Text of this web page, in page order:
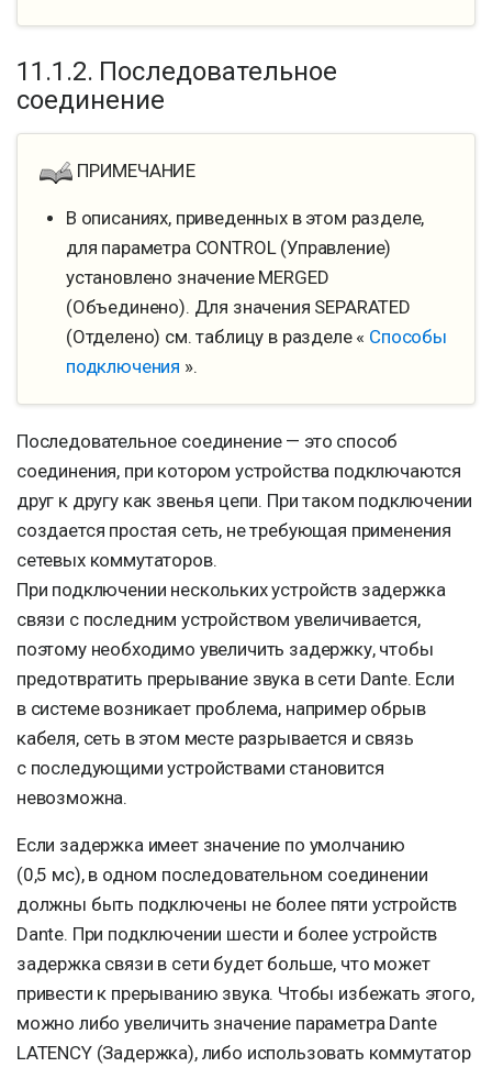
11.1.2. Последовательное
соединение
ПРИМЕЧАНИЕ
В описаниях, приведенных в этом разделе,
для параметра CONTROL (Управление)
установлено значение MERGED
(Объединено). Для значения SEPARATED
(Отделено) см. таблицу в разделе « Способы
подключения ».
Последовательное соединение — это способ
соединения, при котором устройства подключаются
друг к другу как звенья цепи. При таком подключении
создается простая сеть, не требующая применения
сетевых коммутаторов.
При подключении нескольких устройств задержка
связи с последним устройством увеличивается,
поэтому необходимо увеличить задержку, чтобы
предотвратить прерывание звука в сети Dante. Если
в системе возникает проблема, например обрыв
кабеля, сеть в этом месте разрывается и связь
с последующими устройствами становится
невозможна.
Если задержка имеет значение по умолчанию
(0,5 мс), в одном последовательном соединении
должны быть подключены не более пяти устройств
Dante. При подключении шести и более устройств
задержка связи в сети будет больше, что может
привести к прерыванию звука. Чтобы избежать этого,
можно либо увеличить значение параметра Dante
LATENCY (Задержка), либо использовать коммутатор